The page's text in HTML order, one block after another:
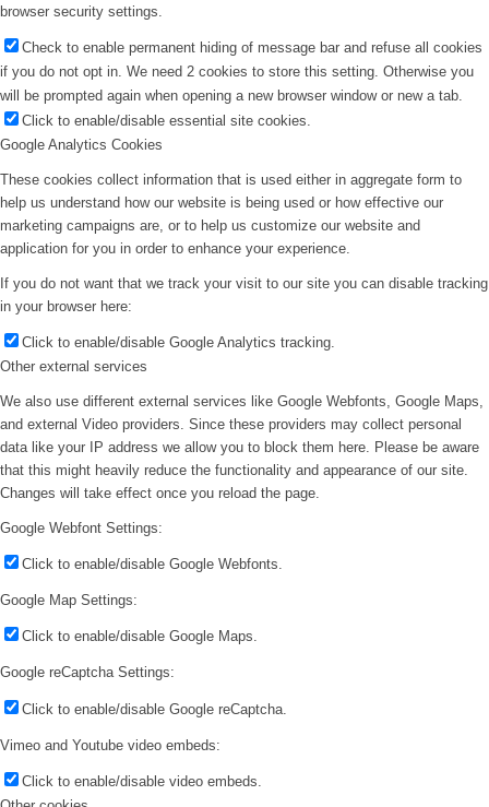
browser security settings.
Check to enable permanent hiding of message bar and refuse all cookies
if you do not opt in. We need 2 cookies to store this setting. Otherwise you
will be prompted again when opening a new browser window or new a tab.
Click to enable/disable essential site cookies.
Google Analytics Cookies
These cookies collect information that is used either in aggregate form to
help us understand how our website is being used or how effective our
marketing campaigns are, or to help us customize our website and
application for you in order to enhance your experience.
If you do not want that we track your visit to our site you can disable tracking
in your browser here:
Click to enable/disable Google Analytics tracking.
Other external services
We also use different external services like Google Webfonts, Google Maps,
and external Video providers. Since these providers may collect personal
data like your IP address we allow you to block them here. Please be aware
that this might heavily reduce the functionality and appearance of our site.
Changes will take effect once you reload the page.
Google Webfont Settings:
Click to enable/disable Google Webfonts.
Google Map Settings:
Click to enable/disable Google Maps.
Google reCaptcha Settings:
Click to enable/disable Google reCaptcha.
Vimeo and Youtube video embeds:
Click to enable/disable video embeds.